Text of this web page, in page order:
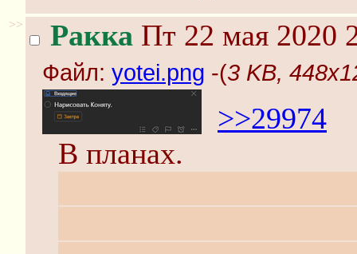
>> Ракка Пт 22 мая 2020
Файл: yotei.png -(3 KB,
>>29974
В планах.